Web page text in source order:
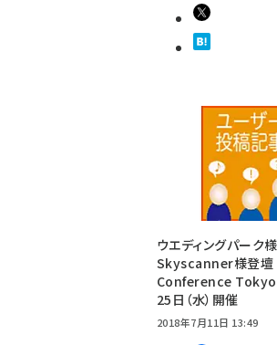
ウエディングパーク様
Skyscanner様登壇
Conference Tokyo
25日（水）開催
2018年7月11日 13:49